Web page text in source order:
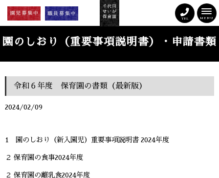
MENU
TEL
園のしおり（重要事項説明書）・申請書類
令和６年度 保育園の書類（最新版）
2024/02/09
1 園のしおり（新入園児）重要事項説明書 2024年度
２ 保育園の食事2024年度
２ 保育園の離乳食2024年度